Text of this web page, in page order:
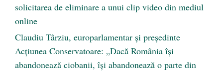
solicitarea de eliminare a unui clip video din mediul
online
Claudiu Târziu, europarlamentar și președinte
Acțiunea Conservatoare: „Dacă România își
abandonează ciobanii, își abandonează o parte din